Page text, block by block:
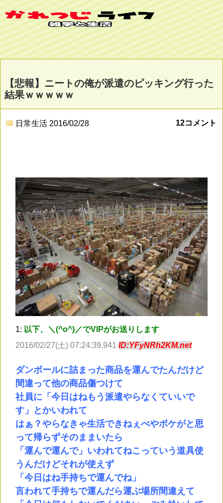
【悲報】ニートの俺が派遣のピッキング行った
結果ｗｗｗｗｗ
日常生活 2016/02/28 12コメント
1: 以下、＼(^o^)／でVIPがお送りします
2016/02/27(土) 07:24:39.941 ID:YFyNRh2KM.net
ダンボールに詰まった商品を運んでたんだけど
間違って他の商品傷つけて
社員に「今日はねもう派遣やらなくていいで
す」とかいわれて
はぁ？やらなきゃ生活できねぇべやボケがと思
って帰らずそのままいたら
「運んで運んで」いわれてねこっていう道具使
うんだけどそれが使えず
「今日はね手持ちで運んでね」
言われて手持ちで運んだら運ぶ場所間違えて